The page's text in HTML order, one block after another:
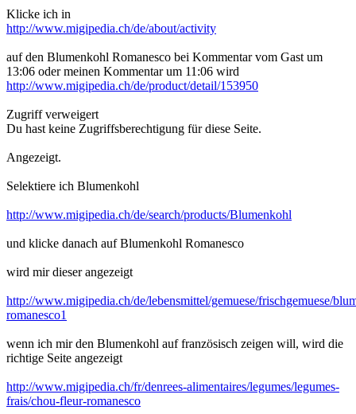
Klicke ich in
http://www.migipedia.ch/de/about/activity
auf den Blumenkohl Romanesco bei Kommentar vom Gast um
13:06 oder meinen Kommentar um 11:06 wird
http://www.migipedia.ch/de/product/detail/153950
Zugriff verweigert
Du hast keine Zugriffsberechtigung für diese Seite.
Angezeigt.
Selektiere ich Blumenkohl
http://www.migipedia.ch/de/search/products/Blumenkohl
und klicke danach auf Blumenkohl Romanesco
wird mir dieser angezeigt
http://www.migipedia.ch/de/lebensmittel/gemuese/frischgemuese/
romanesco1
wenn ich mir den Blumenkohl auf französisch zeigen will, wird die
richtige Seite angezeigt
http://www.migipedia.ch/fr/denrees-alimentaires/legumes/legumes-
frais/chou-fleur-romanesco